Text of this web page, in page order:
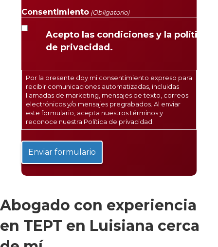
Consentimiento (Obligatorio)
Acepto las condiciones y la política
de privacidad.
Por la presente doy mi consentimiento expreso para
recibir comunicaciones automatizadas, incluidas
llamadas de marketing, mensajes de texto, correos
electrónicos y/o mensajes pregrabados. Al enviar
este formulario, acepta nuestros términos y
reconoce nuestra Política de privacidad
Abogado con experiencia
en TEPT en Luisiana cerca